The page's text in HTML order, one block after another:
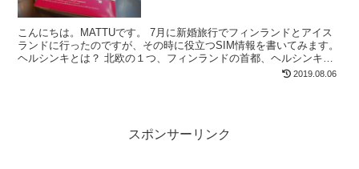
こんにちは。MATTUです。 7月に新婚旅行でフィンランドとアイス
ランドに行ったのですが、その時に役立つSIM情報を書いてみます。
ヘルシンキとは？ 北欧の１つ、フィンランドの首都、ヘルシンキ。
2019.08.06
スポンサーリンク